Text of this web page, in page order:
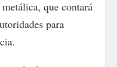
que contará
para